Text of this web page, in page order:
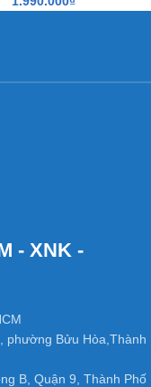
hoàn thiện.
vấn.
Xuân, Q12, TP.
Tỉnh Đồng Nai
- XNK -
phường Bửu Hòa,Thành
B, Quận 9, Thành Phố